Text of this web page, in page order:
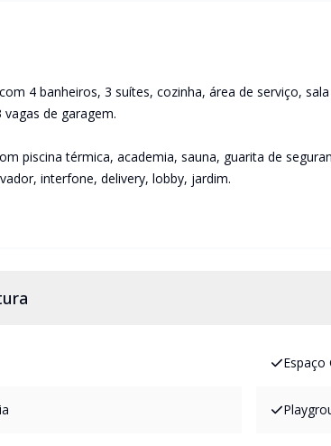
4 banheiros, 3 suítes, cozinha, área de serviço,
de garagem.
piscina térmica, academia, sauna, guarita de
interfone, delivery, lobby, jardim.